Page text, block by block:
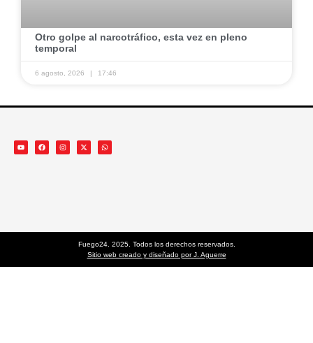
​Otro golpe al narcotráfico, esta vez en pleno
temporal ​
6 agosto, 2026 17:46
Fuego24. 2025. Todos los derechos reservados.
Sitio web creado y diseñado por J. Aguerre